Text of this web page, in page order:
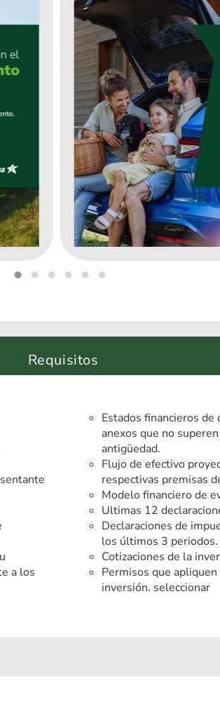
Requisitos
a los
Estados financieros de
anexos que no
antigüedad.
Flujo de efectivo
respectivas premisas
Modelo financiero de
Ultimas 12
Declaraciones de
los últimos 3 periodos.
Cotizaciones de la
Permisos que
inversión. seleccionar